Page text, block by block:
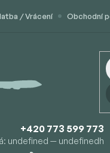
/ Vrácení Obchodní
+420 773 599 773
undefined — undefinedh